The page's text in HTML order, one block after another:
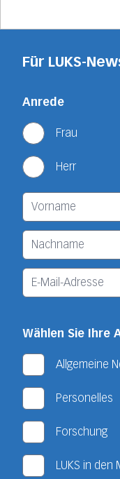
Für LUKS-
Anrede
Frau
Herr
Wählen Sie Ihre
Allgemeine
Personelles
Forschung
LUKS in den